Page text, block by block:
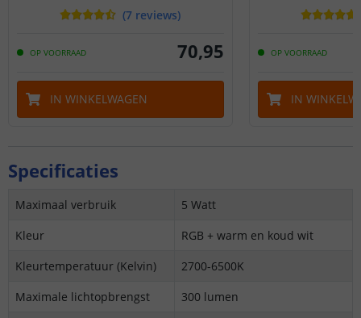
(7 reviews)
OP VOORRAAD 70,95
IN WINKELWAGEN
OP VOORRAAD
IN
Specificaties
Maximaal verbruik
5 Watt
Kleur
RGB + warm en koud wit
Kleurtemperatuur (Kelvin)
2700-6500K
Maximale lichtopbrengst
300 lumen